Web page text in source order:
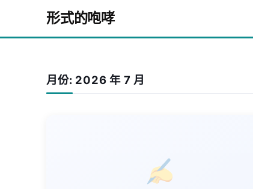
形式的咆哮
月份: 2026 年 7 月